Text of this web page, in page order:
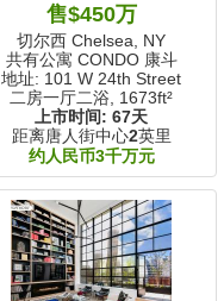
售$450万
切尔西 Chelsea, NY
共有公寓 CONDO 康斗
地址: 101 W 24th Street
二房一厅二浴, 1673ft²
上市时间: 67天
距离唐人街中心2英里
约人民币3千万元